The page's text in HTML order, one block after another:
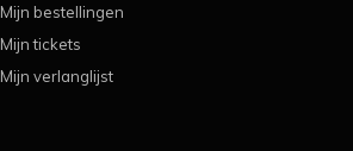
Mijn bestellingen
Mijn tickets
Mijn verlanglijst